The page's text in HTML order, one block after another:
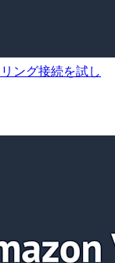
ング接続を試し